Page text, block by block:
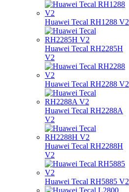
Huawei Tecal RH1288 V2
Huawei Tecal RH2285H
V2
Huawei Tecal RH2288 V2
Huawei Tecal RH2288A
V2
Huawei Tecal RH2288H
V2
Huawei Tecal RH5885 V2